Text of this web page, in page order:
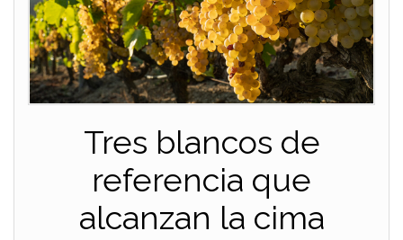
Tres blancos de
referencia que
alcanzan la cima